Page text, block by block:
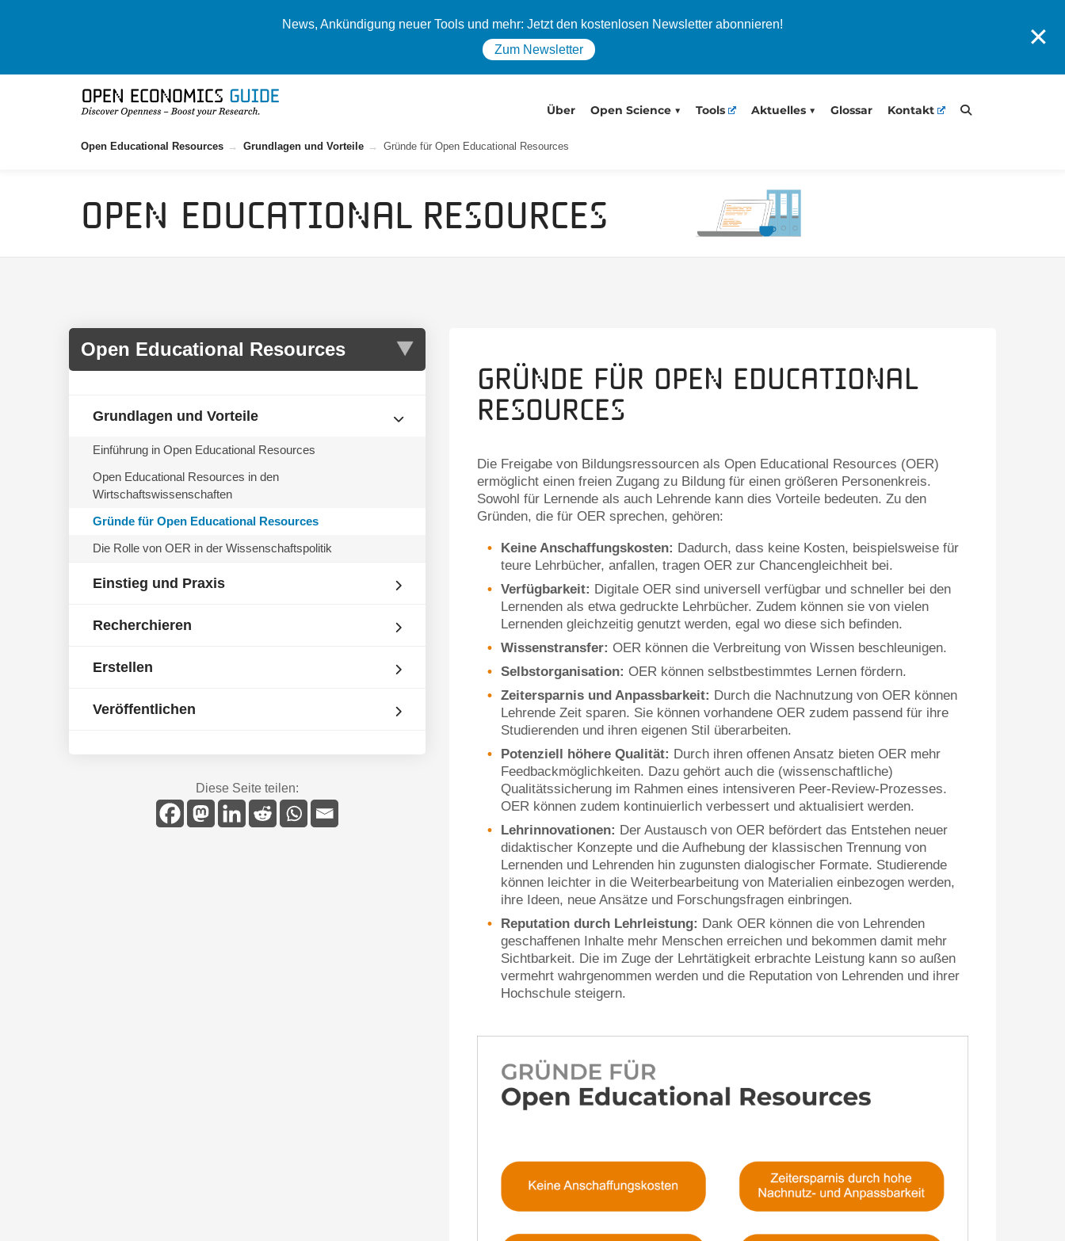
News, Ankündigung neuer Tools und mehr: Jetzt den kostenlosen Newsletter abonnieren!
Zum Newsletter
✕
Über Open Science Tools Aktuelles Glossar Kontakt
Open Educational Resources Grundlagen und Vorteile Gründe für Open Educational Resources
Open Educational Resources
Grundlagen und Vorteile
Einführung in Open Educational Resources
Open Educational Resources in den
Wirtschaftswissenschaften
Gründe für Open Educational Resources
Die Rolle von OER in der Wissenschaftspolitik
Einstieg und Praxis
Recherchieren
Erstellen
Veröffentlichen
Diese Seite teilen:
Gründe für Open Educational
Resources
Die Freigabe von Bildungsressourcen als Open Educational Resources (OER)
ermöglicht einen freien Zugang zu Bildung für einen größeren Personenkreis.
Sowohl für Lernende als auch Lehrende kann dies Vorteile bedeuten. Zu den
Gründen, die für OER sprechen, gehören:
Keine Anschaffungskosten: Dadurch, dass keine Kosten, beispielsweise für
teure Lehrbücher, anfallen, tragen OER zur Chancengleichheit bei.
Verfügbarkeit: Digitale OER sind universell verfügbar und schneller bei den
Lernenden als etwa gedruckte Lehrbücher. Zudem können sie von vielen
Lernenden gleichzeitig genutzt werden, egal wo diese sich befinden.
Wissenstransfer: OER können die Verbreitung von Wissen beschleunigen.
Selbstorganisation: OER können selbstbestimmtes Lernen fördern.
Zeitersparnis und Anpassbarkeit: Durch die Nachnutzung von OER können
Lehrende Zeit sparen. Sie können vorhandene OER zudem passend für ihre
Studierenden und ihren eigenen Stil überarbeiten.
Potenziell höhere Qualität: Durch ihren offenen Ansatz bieten OER mehr
Feedbackmöglichkeiten. Dazu gehört auch die (wissenschaftliche)
Qualitätssicherung im Rahmen eines intensiveren Peer-Review-Prozesses.
OER können zudem kontinuierlich verbessert und aktualisiert werden.
Lehrinnovationen: Der Austausch von OER befördert das Entstehen neuer
didaktischer Konzepte und die Aufhebung der klassischen Trennung von
Lernenden und Lehrenden hin zugunsten dialogischer Formate. Studierende
können leichter in die Weiterbearbeitung von Materialien einbezogen werden,
ihre Ideen, neue Ansätze und Forschungsfragen einbringen.
Reputation durch Lehrleistung: Dank OER können die von Lehrenden
geschaffenen Inhalte mehr Menschen erreichen und bekommen damit mehr
Sichtbarkeit. Die im Zuge der Lehrtätigkeit erbrachte Leistung kann so außen
vermehrt wahrgenommen werden und die Reputation von Lehrenden und ihrer
Hochschule steigern.